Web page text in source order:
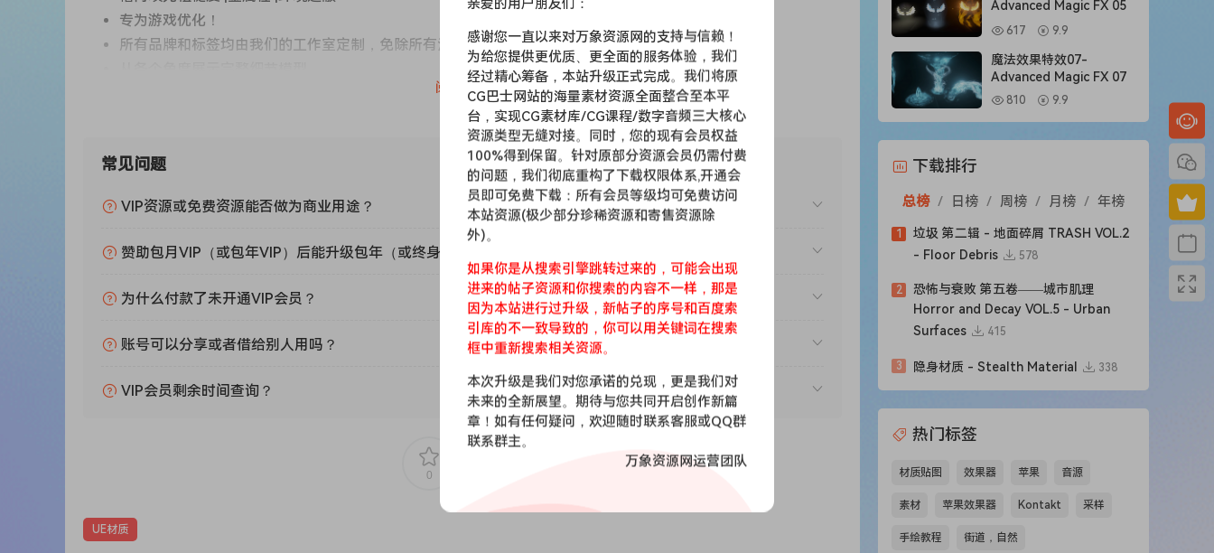
专为游戏优化！
所有品牌和标签均由我们的工作室定制，免除所有法律问题
每个可铺块的纹理集都设计成最适合在顶点涂色混合中使用——即Dirt_01与Dirt_02和Dirt_03融合得很好。这样可
阅读全文
常见问题
VIP资源或免费资源能否做为商业用途？
赞助包月VIP（或包年VIP）后能升级包年（或终身VIP）吗？
为什么付款了未开通VIP会员？
账号可以分享或者借给别人用吗？
VIP会员剩余时间查询？
0
UE材质
Advanced Magic FX 05
617 9.9
魔法效果特效07-
Advanced Magic FX 07
810 9.9
下载排行
总榜 / 日榜 / 周榜 / 月榜 / 年榜
1
垃圾 第二辑 - 地面碎屑 TRASH VOL.2
- Floor Debris
578
2
恐怖与衰败 第五卷——城市肌理
Horror and Decay VOL.5 - Urban
Surfaces
415
3 隐身材质 - Stealth Material 338
热门标签
材质贴图 效果器 苹果 音源
素材 苹果效果器 Kontakt 采样
手绘教程 街道，自然
感谢您一直以来对万象资源网的支持与信赖！
为给您提供更优质、更全面的服务体验，我们
经过精心筹备，本站升级正式完成。我们将原
CG巴士网站的海量素材资源全面整合至本平
台，实现CG素材库/CG课程/数字音频三大核心
资源类型无缝对接。同时，您的现有会员权益
100%得到保留。针对原部分资源会员仍需付费
的问题，我们彻底重构了下载权限体系,开通会
员即可免费下载：所有会员等级均可免费访问
本站资源(极少部分珍稀资源和寄售资源除
外)。
如果你是从搜索引擎跳转过来的，可能会出现
进来的帖子资源和你搜索的内容不一样，那是
因为本站进行过升级，新帖子的序号和百度索
引库的不一致导致的，你可以用关键词在搜索
框中重新搜索相关资源。
本次升级是我们对您承诺的兑现，更是我们对
未来的全新展望。期待与您共同开启创作新篇
章！如有任何疑问，欢迎随时联系客服或QQ群
联系群主。
万象资源网运营团队